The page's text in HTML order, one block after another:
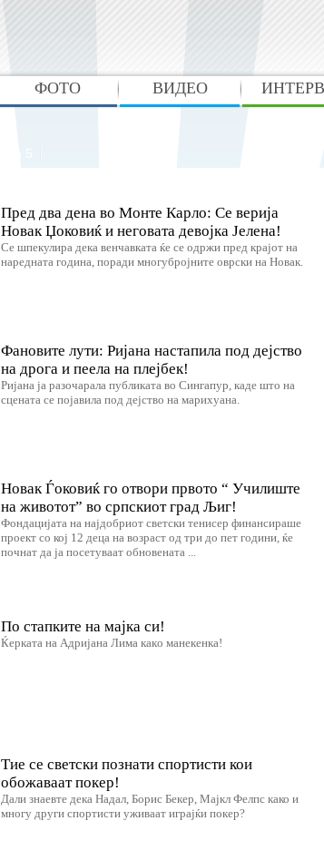
ФОТО ВИДЕО
Пред два дена во Монте Карло: Се верија
Новак Џоковиќ и неговата девојка Јелена!
Се шпекулира дека венчавката ќе се одржи пред крајот на
наредната година, поради многубројните оврски на Новак.
Фановите лути: Ријана настапила под дејство
на дрога и пеела на плејбек!
Ријана ја разочарала публиката во Сингапур, каде што на
сцената се појавила под дејство на марихуана.
Новак Ѓоковиќ го отвори првото “ Училиште
на животот” во српскиот град Љиг!
Фондацијата на најдобриот светски тенисер финансираше
проект со кој 12 деца на возраст од три до пет години, ќе
почнат да ја посетуваат обновената ...
По стапките на мајка си!
Ќерката на Адријана Лимa какo манекенка!
Тие се светски познати спортисти кои
обожаваат покер!
Дали знаевте дека Надал, Борис Бекер, Мајкл Фелпс како и
многу други спортисти уживаат играјќи покер?